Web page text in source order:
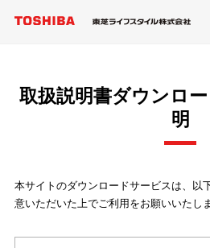
取扱説明書ダウンロ
明
本サイトのダウンロードサービスは、以
意いただいた上でご利用をお願いいたしま